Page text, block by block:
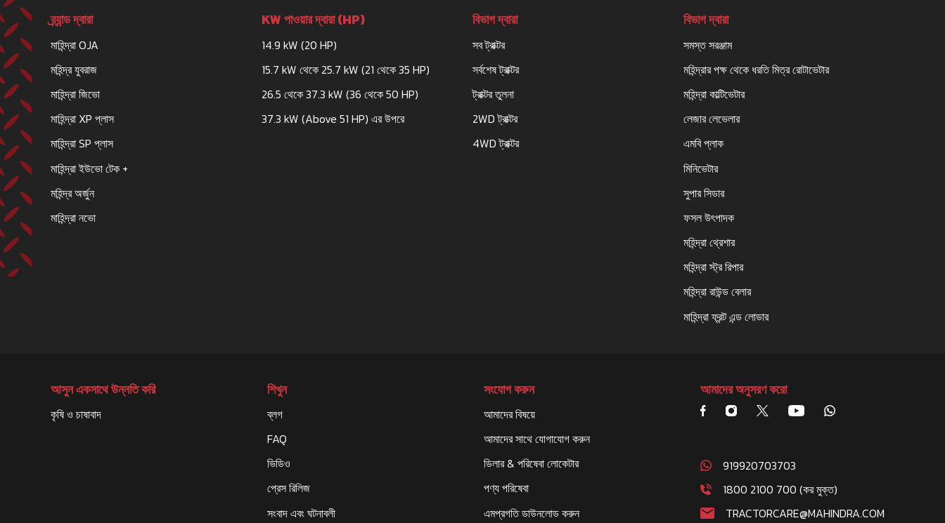
ব্র্যান্ড দ্বারা
মাহিন্দ্রা OJA
মহিন্দ্র যুবরাজ
মাহিন্দ্রা জিভো
মাহিন্দ্রা XP প্লাস
মাহিন্দ্রা SP প্লাস
মাহিন্দ্রা ইউভো টেক +
মহিন্দ্র অর্জুন
মাহিন্দ্রা নভো
KW পাওয়ার দ্বারা (HP)
14.9 kW (20 HP)
15.7 kW থেকে 25.7 kW (21 থেকে 35 HP)
26.5 থেকে 37.3 kW (36 থেকে 50 HP)
37.3 kW (Above 51 HP) এর উপরে
বিভাগ দ্বারা
সব ট্রাক্টর
সর্বশেষ ট্রাক্টর
ট্রাক্টর তুলনা
2WD ট্রাক্টর
4WD ট্রাক্টর
বিভাগ দ্বারা
সমস্ত সরঞ্জাম
মহিন্দ্রার পক্ষ থেকে ধরতি মিত্র রোটাভেটার
মহিন্দ্রা কাল্টিভেটার
লেজার লেভেলার
এমবি প্লাক
মিনিভেটার
সুপার সিডার
ফসল উৎপাদক
মহিন্দ্রা থ্রেশার
মহিন্দ্রা স্ট্র রিপার
মহিন্দ্রা রাউন্ড বেলার
মাহিন্দ্রা ফ্রন্ট এন্ড লোডার
আসুন একসাথে উন্নতি করি
কৃষি ও চাষাবাদ
শিখুন
ব্লগ
FAQ
ভিডিও
প্রেস রিলিজ
সংবাদ এবং ঘটনাবলী
সংযোগ করুন
আমাদের বিষয়ে
আমাদের সাথে যোগাযোগ করুন
ডিলার & পরিষেবা লোকেটার
পণ্য পরিষেবা
এমপ্রগতি ডাউনলোড করুন
আমাদের অনুসরণ করো
919920703703
1800 2100 700 (কর মুক্ত)
TRACTORCARE@MAHINDRA.COM